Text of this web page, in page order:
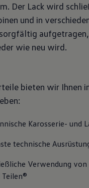
Der Lack wird
und in
wie neu wird.
bieten wir Ihnen
Karosserie- und
technische
Verwendung